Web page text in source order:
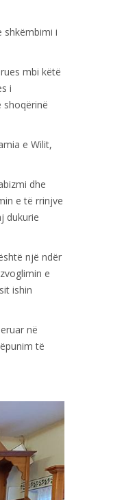
shkëmbimi i
mbi këtë
i
shoqërinë
e Wilit,
dhe
e të rrinjve
dukurie
një ndër
e
ishin
në
të